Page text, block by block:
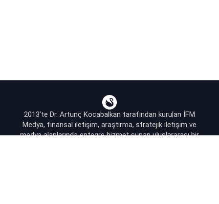
2013’te Dr. Artunç Kocabalkan tarafından kurulan İFM
Medya, finansal iletişim, araştırma, stratejik iletişim ve
medya alanlarında entegre hizmet sunan uluslararası bir